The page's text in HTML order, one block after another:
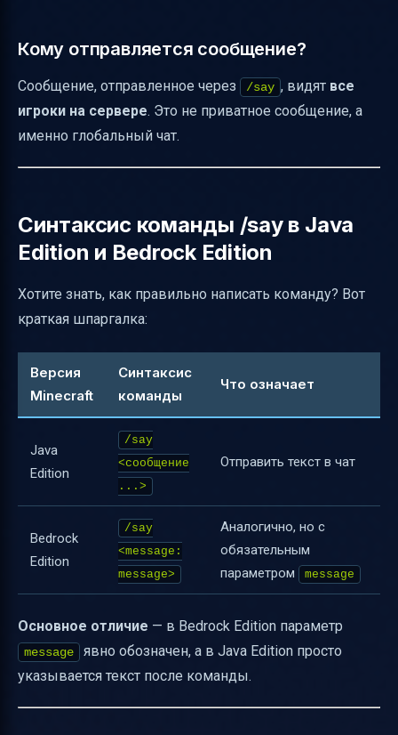
Кому отправляется сообщение?
Сообщение, отправленное через /say , видят все
игроки на сервере. Это не приватное сообщение, а
именно глобальный чат.
Синтаксис команды /say в Java
Edition и Bedrock Edition
Хотите знать, как правильно написать команду? Вот
краткая шпаргалка:
Версия
Minecraft
Синтаксис
команды
Что означает
Java
Edition
/say
<сообщение
...>
Отправить текст в чат
Bedrock
Edition
/say
<message:
message>
Аналогично, но с
обязательным
параметром
message
Основное отличие — в Bedrock Edition параметр
message
явно обозначен, а в Java Edition просто
указывается текст после команды.